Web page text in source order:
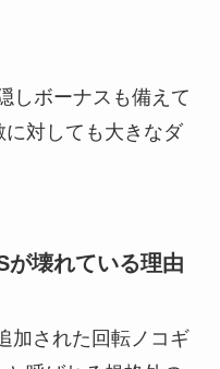
しボーナスも備えて
対しても大きなダ
が壊れている理由
加された回転ノコギ